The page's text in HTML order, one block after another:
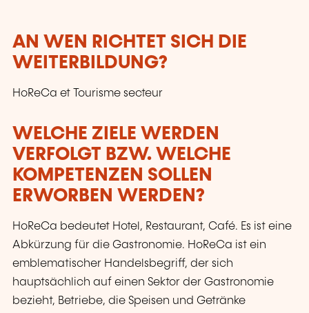
AN WEN RICHTET SICH DIE
WEITERBILDUNG?
HoReCa et Tourisme secteur
WELCHE ZIELE WERDEN
VERFOLGT BZW. WELCHE
KOMPETENZEN SOLLEN
ERWORBEN WERDEN?
HoReCa bedeutet Hotel, Restaurant, Café. Es ist eine
Abkürzung für die Gastronomie. HoReCa ist ein
emblematischer Handelsbegriff, der sich
hauptsächlich auf einen Sektor der Gastronomie
bezieht, Betriebe, die Speisen und Getränke